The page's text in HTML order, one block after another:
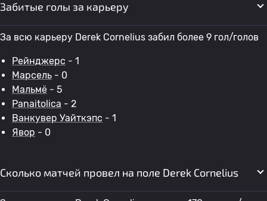
Забитые голы за карьеру
За всю карьеру Derek Cornelius забил более 9 гол/голов
Рейнджерс - 1
Марсель - 0
Мальмё - 5
Panaitolica - 2
Ванкувер Уайткэпс - 1
Явор - 0
Сколько матчей провел на поле Derek Cornelius